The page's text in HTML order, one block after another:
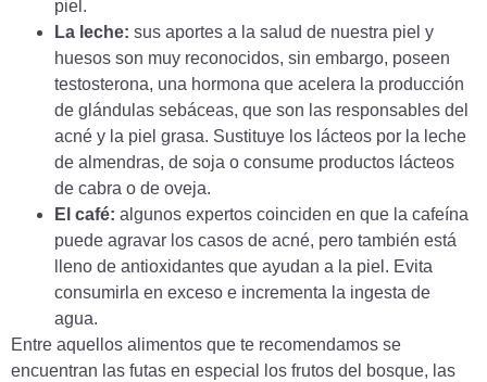
piel.
La leche: sus aportes a la salud de nuestra piel y
huesos son muy reconocidos, sin embargo, poseen
testosterona, una hormona que acelera la producción
de glándulas sebáceas, que son las responsables del
acné y la piel grasa. Sustituye los lácteos por la leche
de almendras, de soja o consume productos lácteos
de cabra o de oveja.
El café: algunos expertos coinciden en que la cafeína
puede agravar los casos de acné, pero también está
lleno de antioxidantes que ayudan a la piel. Evita
consumirla en exceso e incrementa la ingesta de
agua.
Entre aquellos alimentos que te recomendamos se
encuentran las futas en especial los frutos del bosque, las